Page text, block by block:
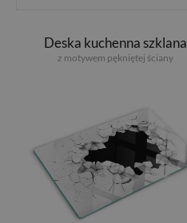
Deska kuchenna szklana
z motywem pękniętej ściany